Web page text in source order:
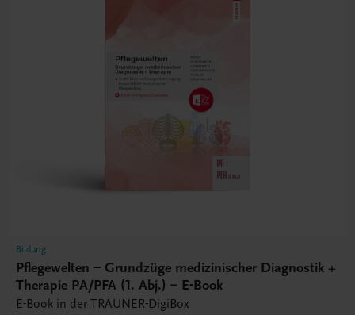
Bildung
Pflegewelten – Grundzüge medizinischer Diagnostik +
Therapie PA/PFA (1. Abj.) – E-Book
E-Book in der TRAUNER-DigiBox